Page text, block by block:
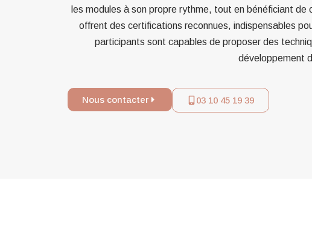
les modules à son propre rythme, tout en bénéficiant
offrent des certifications reconnues, indispensables
participants sont capables de proposer des
développement
Nous contacter 03 10 45 19 39